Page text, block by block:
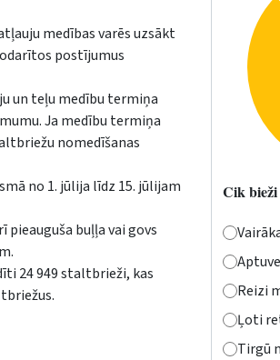
medības varēs uzsākt
postījumus
un teļu medību termiņa
Ja medību termiņa
nomedīšanas
no 1. jūlija līdz 15. jūlijam
buļļa vai govs
24 949 staltbrieži, kas
Cik
Reizi
Ļoti
Tirgū